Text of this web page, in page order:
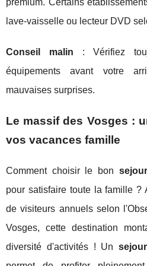
lave-vaisselle ou lecteur DVD
Conseil malin : Vérifiez
équipements avant votre
mauvaises surprises.
Le massif des Vosges :
vos vacances famille
Comment choisir le bon
pour satisfaire toute la famille
de visiteurs annuels selon
Vosges, cette destination
diversité d'activités ! Un